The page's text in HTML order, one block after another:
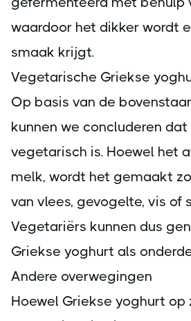
waardoor het dikker wordt
smaak krijgt.
Vegetarische Griekse
Op basis van de
kunnen we concluderen
vegetarisch is. Hoewel het
melk, wordt het gemaakt
van vlees, gevogelte, vis of
Vegetariërs kunnen dus
Griekse yoghurt als
Andere overwegingen
Hoewel Griekse yoghurt op